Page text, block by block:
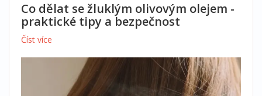
Co dělat se žluklým olivovým olejem -
praktické tipy a bezpečnost
Číst více